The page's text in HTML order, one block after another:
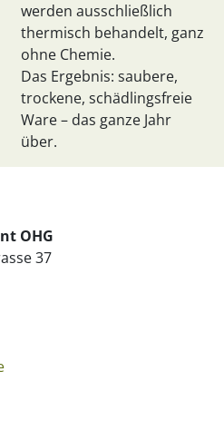
werden ausschließlich
thermisch behandelt, ganz
ohne Chemie.
Das Ergebnis: saubere,
trockene, schädlingsfreie
Ware – das ganze Jahr
über.
OHG
37